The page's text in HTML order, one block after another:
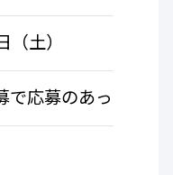
（土）
で応募のあった小